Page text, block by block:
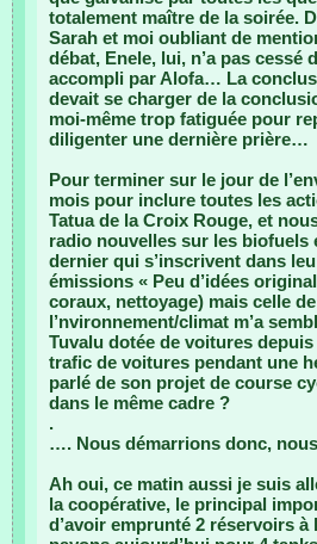
totalement maître de la soirée.
Sarah et moi oubliant de
débat, Enele, lui, n’a pas cessé
accompli par Alofa… La
devait se charger de la
moi-même trop fatiguée pour
diligenter une dernière prière…
Pour terminer sur le jour de
mois pour inclure toutes les
Tatua de la Croix Rouge, et
radio nouvelles sur les biofuels
dernier qui s’inscrivent dans
émissions « Peu d’idées
coraux, nettoyage) mais celle
l’nvironnement/climat m’a
Tuvalu dotée de voitures
trafic de voitures pendant une
parlé de son projet de course
dans le même cadre ?
.
…. Nous démarrions donc,
Ah oui, ce matin aussi je suis
la coopérative, le principal
d’avoir emprunté 2 réservoirs